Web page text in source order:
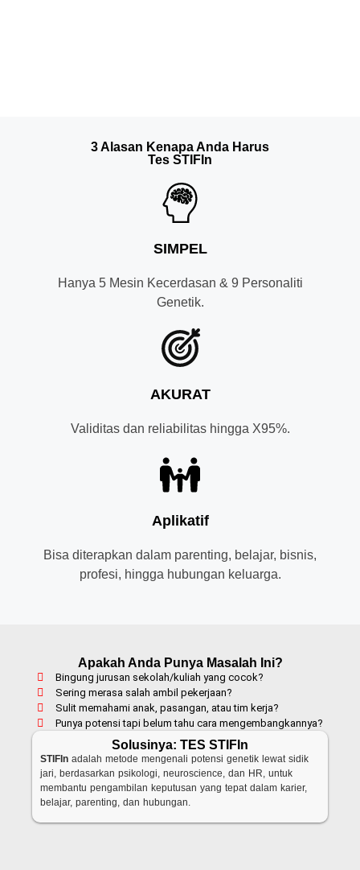
3 Alasan Kenapa Anda Harus
Tes STIFIn
SIMPEL
Hanya 5 Mesin Kecerdasan & 9 Personaliti
Genetik.
AKURAT
Validitas dan reliabilitas hingga X95%.
Aplikatif
Bisa diterapkan dalam parenting, belajar, bisnis,
profesi, hingga hubungan keluarga.
Apakah Anda Punya Masalah Ini?
Bingung jurusan sekolah/kuliah yang cocok?
Sering merasa salah ambil pekerjaan?
Sulit memahami anak, pasangan, atau tim kerja?
Punya potensi tapi belum tahu cara mengembangkannya?
Solusinya: TES STIFIn
STIFIn adalah metode mengenali potensi genetik lewat sidik
jari, berdasarkan psikologi, neuroscience, dan HR, untuk
membantu pengambilan keputusan yang tepat dalam karier,
belajar, parenting, dan hubungan.